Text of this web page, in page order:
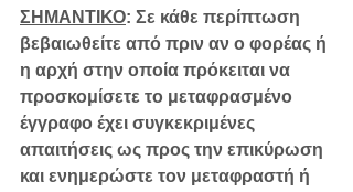
ΣΗΜΑΝΤΙΚΟ: Σε κάθε περίπτωση
βεβαιωθείτε από πριν αν ο φορέας ή
η αρχή στην οποία πρόκειται να
προσκομίσετε το μεταφρασμένο
έγγραφο έχει συγκεκριμένες
απαιτήσεις ως προς την επικύρωση
και ενημερώστε τον μεταφραστή ή